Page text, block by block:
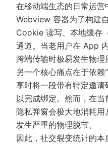
在移动端生态的日常运
Webview 容器为了构建
Cookie 读写、本地缓存
通道。当老用户在 App
跨端传输时极易发生物理
另一个核心痛点在于依
享时将一段带有特定邀
以完成绑定。然而，在
隐私弹窗会极大地消耗
发生严重的物理脱节。
因此，社交裂变统计的